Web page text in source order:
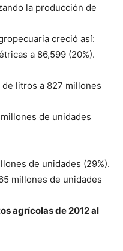
la producción de
creció así:
a 86,599 (20%).
litros a 827 millones
de unidades
de unidades (29%).
millones de unidades
agrícolas de 2012 al